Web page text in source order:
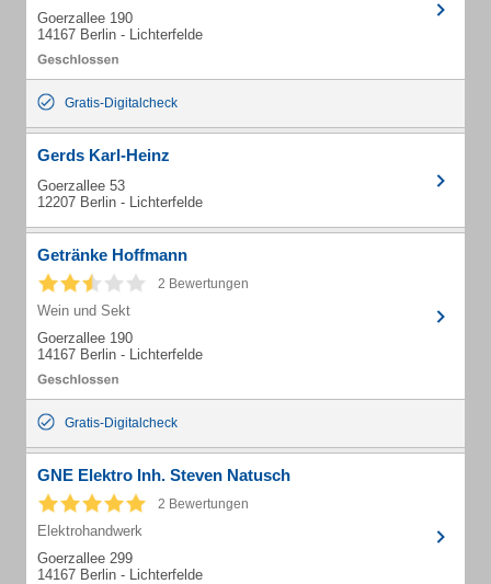
Goerzallee 190
14167 Berlin - Lichterfelde
Gratis-Digitalcheck
Gerds Karl-Heinz
Goerzallee 53
12207 Berlin - Lichterfelde
Getränke Hoffmann
2 Bewertungen
Wein und Sekt
Goerzallee 190
14167 Berlin - Lichterfelde
Gratis-Digitalcheck
GNE Elektro Inh. Steven Natusch
2 Bewertungen
Elektrohandwerk
Goerzallee 299
14167 Berlin - Lichterfelde